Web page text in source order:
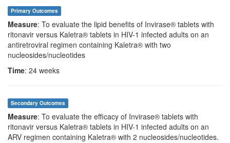
Primary Outcomes
Measure: To evaluate the lipid benefits of Invirase® tablets with
ritonavir versus Kaletra® tablets in HIV-1 infected adults on an
antiretroviral regimen containing Kaletra® with two
nucleosides/nucleotides
Time: 24 weeks
Secondary Outcomes
Measure: To evaluate the efficacy of Invirase® tablets with
ritonavir versus Kaletra® tablets in HIV-1 infected adults on an
ARV regimen containing Kaletra® with 2 nucleosides/nucleotides.